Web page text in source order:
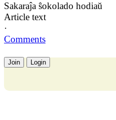
Sakaraĵa ŝokolado hodiaŭ
Article text
·
Comments
Join Login